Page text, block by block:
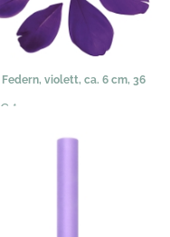
Federn, violett, ca. 6 cm, 36
€ *